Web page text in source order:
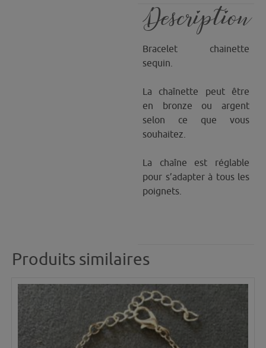
Description
Bracelet chainette
sequin.
La chaînette peut être
en bronze ou argent
selon ce que vous
souhaitez.
La chaîne est réglable
pour s’adapter à tous les
poignets.
Produits similaires